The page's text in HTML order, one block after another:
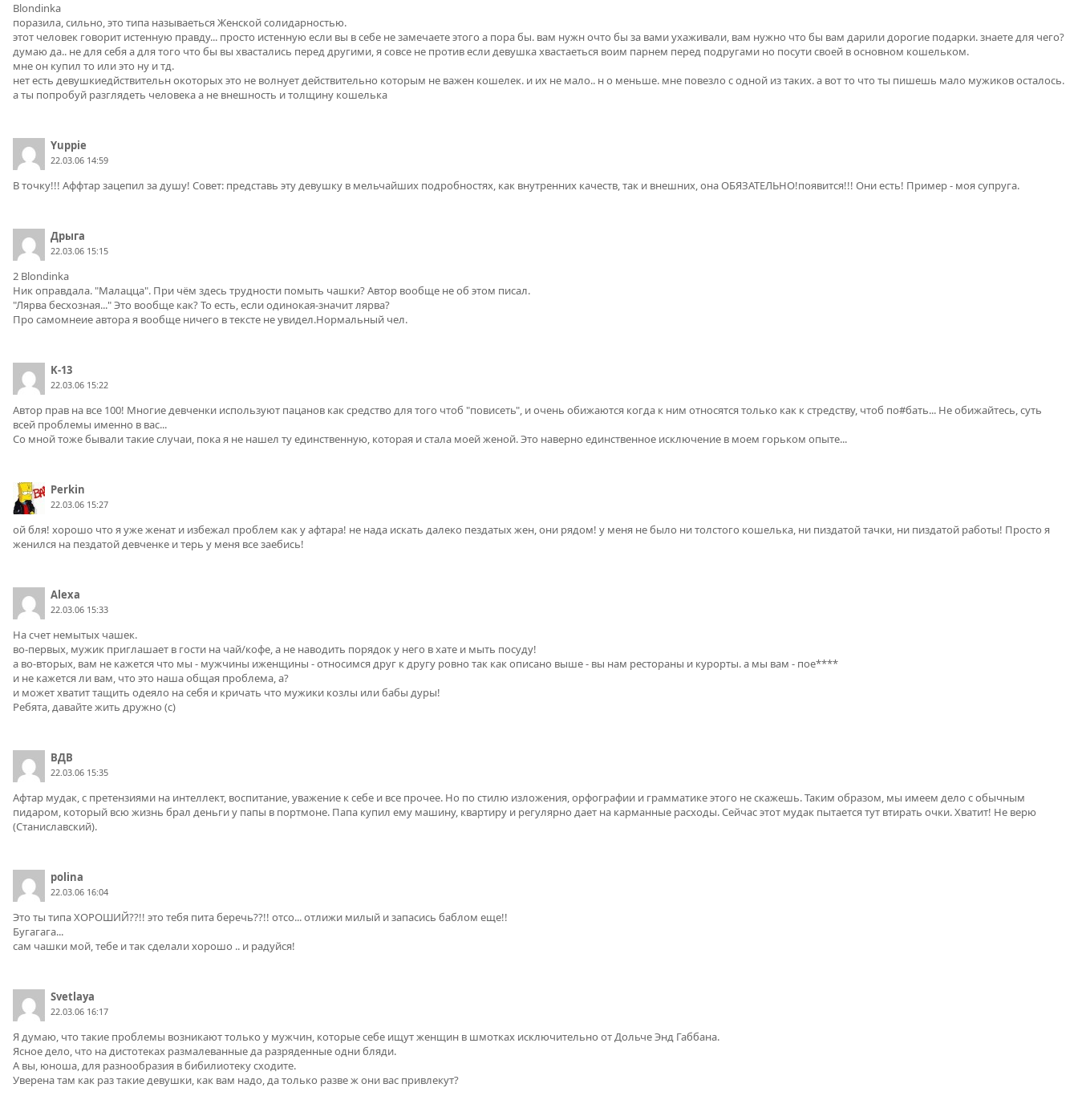
Blondinka
поразила, сильно, это типа называеться Женской солидарностью.
этот человек говорит истенную правду... просто истенную если вы в себе не замечаете этого а пора бы. вам нужн очто бы за вами ухаживали, вам нужно что бы вам дарили дорогие подарки. знаете для чего?
думаю да.. не для себя а для того что бы вы хвастались перед другими, я совсе не против если девушка хвастаеться воим парнем перед подругами но посути своей в основном кошельком.
мне он купил то или это ну и тд.
нет есть девушкиедйствительн окоторых это не волнует действительно которым не важен кошелек. и их не мало.. н о меньше. мне повезло с одной из таких. а вот то что ты пишешь мало мужиков осталось.
а ты попробуй разглядеть человека а не внешность и толщину кошелька
Yuppie
22.03.06 14:59
В точку!!! Аффтар зацепил за душу! Совет: представь эту девушку в мельчайших подробностях, как внутренних качеств, так и внешних, она ОБЯЗАТЕЛЬНО!появится!!! Они есть! Пример - моя супруга.
Дрыга
22.03.06 15:15
2 Blondinka
Ник оправдала. "Малацца". При чём здесь трудности помыть чашки? Автор вообще не об этом писал.
"Лярва бесхозная..." Это вообще как? То есть, если одинокая-значит лярва?
Про самомнеие автора я вообще ничего в тексте не увидел.Нормальный чел.
K-13
22.03.06 15:22
Автор прав на все 100! Многие девченки используют пацанов как средство для того чтоб "повисеть", и очень обижаются когда к ним относятся только как к стредству, чтоб по#бать... Не обижайтесь, суть
всей проблемы именно в вас...
Со мной тоже бывали такие случаи, пока я не нашел ту единственную, которая и стала моей женой. Это наверно единственное исключение в моем горьком опыте...
Perkin
22.03.06 15:27
ой бля! хорошо что я уже женат и избежал проблем как у афтара! не нада искать далеко пездатых жен, они рядом! у меня не было ни толстого кошелька, ни пиздатой тачки, ни пиздатой работы! Просто я
женился на пездатой девченке и терь у меня все заебись!
Alexa
22.03.06 15:33
На счет немытых чашек.
во-первых, мужик приглашает в гости на чай/кофе, а не наводить порядок у него в хате и мыть посуду!
а во-вторых, вам не кажется что мы - мужчины иженщины - относимся друг к другу ровно так как описано выше - вы нам рестораны и курорты. а мы вам - пое****
и не кажется ли вам, что это наша общая проблема, а?
и может хватит тащить одеяло на себя и кричать что мужики козлы или бабы дуры!
Ребята, давайте жить дружно (с)
ВДВ
22.03.06 15:35
Афтар мудак, с претензиями на интеллект, воспитание, уважение к себе и все прочее. Но по стилю изложения, орфографии и грамматике этого не скажешь. Таким образом, мы имеем дело с обычным
пидаром, который всю жизнь брал деньги у папы в портмоне. Папа купил ему машину, квартиру и регулярно дает на карманные расходы. Сейчас этот мудак пытается тут втирать очки. Хватит! Не верю
(Станиславский).
polina
22.03.06 16:04
Это ты типа ХОРОШИЙ??!! это тебя пита беречь??!! отсо... отлижи милый и запасись баблом еще!!
Бугагага...
сам чашки мой, тебе и так сделали хорошо .. и радуйся!
Svetlaya
22.03.06 16:17
Я думаю, что такие проблемы возникают только у мужчин, которые себе ищут женщин в шмотках исключительно от Дольче Энд Габбана.
Ясное дело, что на дистотеках размалеванные да разряденные одни бляди.
А вы, юноша, для разнообразия в бибилиотеку сходите.
Уверена там как раз такие девушки, как вам надо, да только разве ж они вас привлекут?